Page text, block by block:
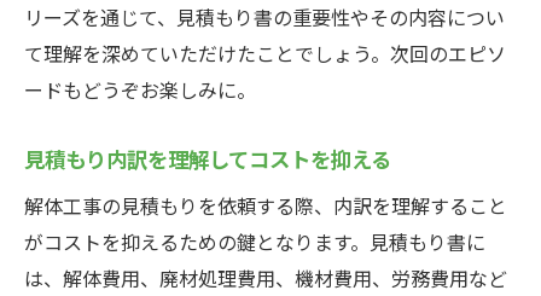
リーズを通じて、見積もり書の重要性やその内容につい
て理解を深めていただけたことでしょう。次回のエピソ
ードもどうぞお楽しみに。
見積もり内訳を理解してコストを抑える
解体工事の見積もりを依頼する際、内訳を理解すること
がコストを抑えるための鍵となります。見積もり書に
は、解体費用、廃材処理費用、機材費用、労務費用など